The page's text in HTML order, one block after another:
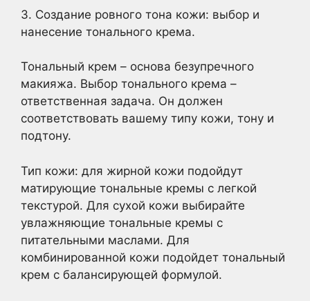
3. Создание ровного тона кожи: выбор и
нанесение тонального крема.
Тональный крем – основа безупречного
макияжа. Выбор тонального крема –
ответственная задача. Он должен
соответствовать вашему типу кожи, тону и
подтону.
Тип кожи: для жирной кожи подойдут
матирующие тональные кремы с легкой
текстурой. Для сухой кожи выбирайте
увлажняющие тональные кремы с
питательными маслами. Для
комбинированной кожи подойдет тональный
крем с балансирующей формулой.